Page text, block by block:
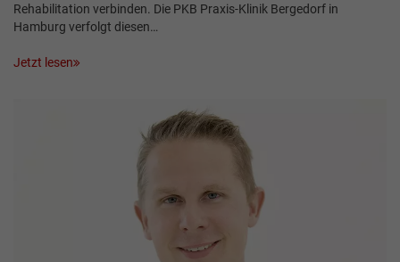
Rehabilitation verbinden. Die PKB Praxis-Klinik Bergedorf in
Hamburg verfolgt diesen…
Jetzt lesen